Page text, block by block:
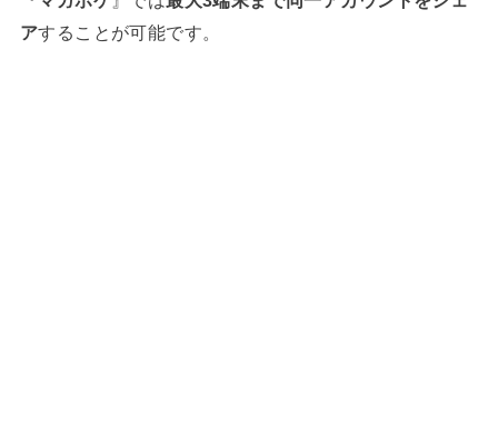
アすることが可能です。